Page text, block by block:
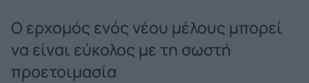
Ο ερχομός ενός νέου μέλους μπορεί
να είναι εύκολος με τη σωστή
προετοιμασία